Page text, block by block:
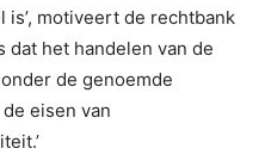
motiveert de rechtbank
dat het handelen van de
de genoemde
eisen van